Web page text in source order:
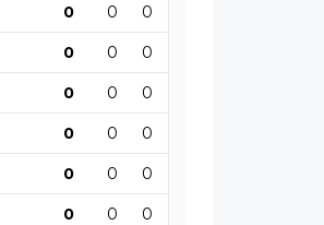
0 0 0
0 0 0
0 0 0
0 0 0
0 0 0
0 0 0